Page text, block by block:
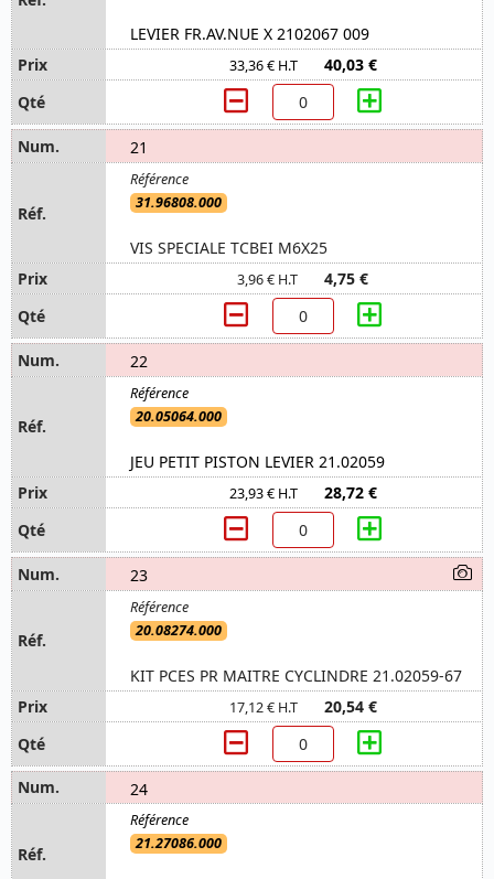
LEVIER FR.AV.NUE X 2102067 009
33,36 € H.T 40,03 €
21
31.96808.000
VIS SPECIALE TCBEI M6X25
3,96 € H.T 4,75 €
22
20.05064.000
JEU PETIT PISTON LEVIER 21.02059
23,93 € H.T 28,72 €
23
20.08274.000
KIT PCES PR MAITRE CYCLINDRE 21.02059-67
17,12 € H.T 20,54 €
24
21.27086.000